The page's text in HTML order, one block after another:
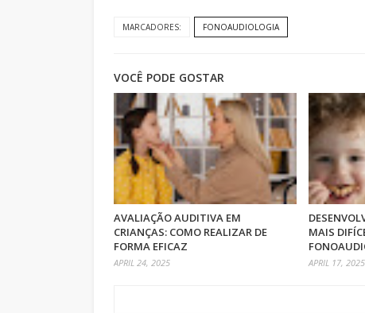
MARCADORES: FONOAUDIOLOGIA
VOCÊ PODE GOSTAR
AVALIAÇÃO AUDITIVA EM
CRIANÇAS: COMO REALIZAR DE
FORMA EFICAZ
APRIL 24, 2025
MAIS
APRIL 17, 2025